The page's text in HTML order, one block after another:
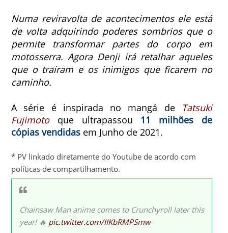
Numa reviravolta de acontecimentos ele está
de volta adquirindo poderes sombrios que o
permite transformar partes do corpo em
motosserra. Agora Denji irá retalhar aqueles
que o traíram e os inimigos que ficarem no
caminho.
A série é inspirada no mangá de
Tatsuki
Fujimotoque ultrapassou 11 milhões de
cópias vendidas em Junho de 2021.
* PV linkado diretamente do Youtube de acordo com
políticas de compartilhamento.
Chainsaw Man anime comes to Crunchyroll later this
year! 🔥 pic.twitter.com/IIKbRMPSmw